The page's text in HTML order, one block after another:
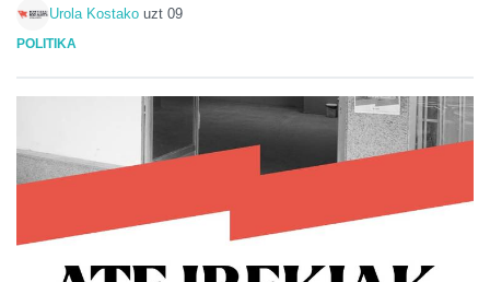
Urola Kostako uzt 09
POLITIKA